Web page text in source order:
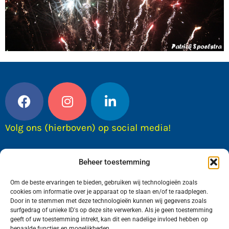
Beheer toestemming
Om de beste ervaringen te bieden, gebruiken wij technologieën zoals
cookies om informatie over je apparaat op te slaan en/of te raadplegen.
Door in te stemmen met deze technologieën kunnen wij gegevens zoals
surfgedrag of unieke ID's op deze site verwerken. Als je geen toestemming
geeft of uw toestemming intrekt, kan dit een nadelige invloed hebben op
Volg ons (hierboven) op social media!